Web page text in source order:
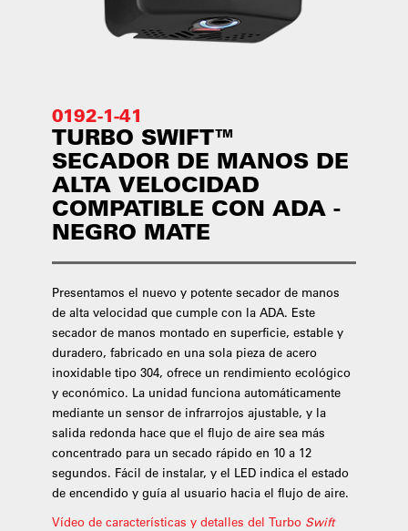
0192-1-41
TURBO SWIFT™
SECADOR DE MANOS DE
ALTA VELOCIDAD
COMPATIBLE CON ADA -
NEGRO MATE
Presentamos el nuevo y potente secador de manos
de alta velocidad que cumple con la ADA. Este
secador de manos montado en superficie, estable y
duradero, fabricado en una sola pieza de acero
inoxidable tipo 304, ofrece un rendimiento ecológico
y económico. La unidad funciona automáticamente
mediante un sensor de infrarrojos ajustable, y la
salida redonda hace que el flujo de aire sea más
concentrado para un secado rápido en 10 a 12
segundos. Fácil de instalar, y el LED indica el estado
de encendido y guía al usuario hacia el flujo de aire.
Vídeo de características y detalles del Turbo Swift